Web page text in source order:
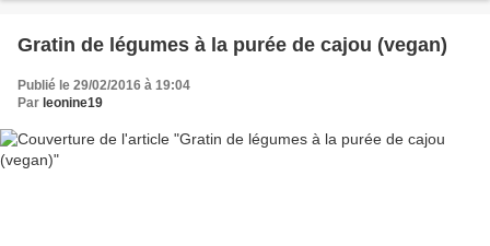
Gratin de légumes à la purée de cajou (vegan)
Publié le 29/02/2016 à 19:04
Par leonine19